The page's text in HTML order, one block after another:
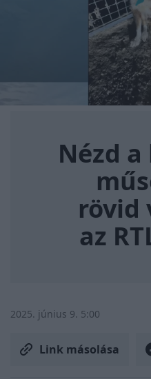
Nézd
rövid
az
2025. június 9. 5:00
Link másolása